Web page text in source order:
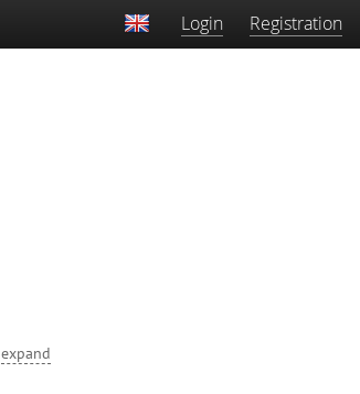
Login Registration
expand